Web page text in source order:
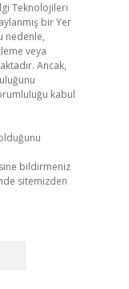
Teknolojileri
bir Yer
nedenle,
veya
Ancak,
kabul
bildirmeniz
sitemizden